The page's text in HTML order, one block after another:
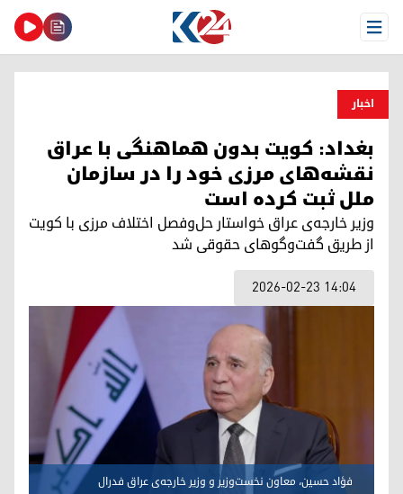
Open Menu
اخبار
بغداد: کویت بدون هماهنگی با عراق
نقشه‌های مرزی خود را در سازمان
ملل ثبت کرده است
وزیر خارجه‌ی عراق خواستار حل‌وفصل اختلاف مرزی با کویت
از طریق گفت‌وگوهای حقوقی شد
2026-02-23 14:04
فؤاد حسین، معاون نخست‌وزیر و وزیر خارجه‌ی عراق فدرال